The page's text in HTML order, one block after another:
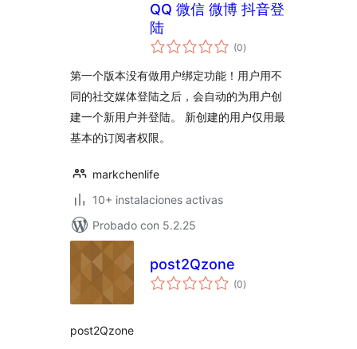
QQ 微信 微博 抖音登
陆
(0total
de
)
第一个版本没有做用户绑定功能！用户用不
同的社交媒体登陆之后，会自动的为用户创
建一个新用户并登陆。 新创建的用户仅用最
基本的订阅者权限。
markchenlife
10+ instalaciones activas
Probado con 5.2.25
post2Qzone
(0total
de
)
post2Qzone